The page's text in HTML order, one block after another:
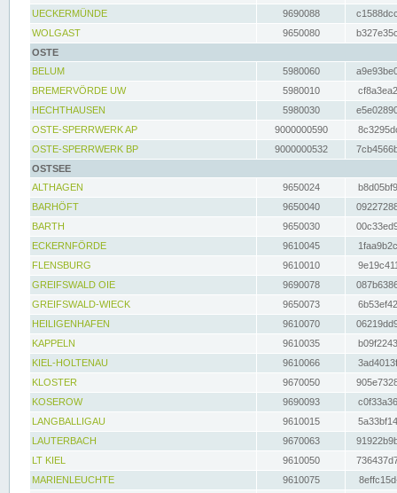
UECKERMÜNDE
9690088
WOLGAST
9650080
OSTE
BELUM
5980060
BREMERVÖRDE UW
5980010
HECHTHAUSEN
5980030
OSTE-SPERRWERK AP
9000000590
OSTE-SPERRWERK BP
9000000532
OSTSEE
ALTHAGEN
9650024
BARHÖFT
9650040
BARTH
9650030
ECKERNFÖRDE
9610045
FLENSBURG
9610010
GREIFSWALD OIE
9690078
GREIFSWALD-WIECK
9650073
HEILIGENHAFEN
9610070
KAPPELN
9610035
KIEL-HOLTENAU
9610066
KLOSTER
9670050
KOSEROW
9690093
LANGBALLIGAU
9610015
LAUTERBACH
9670063
LT KIEL
9610050
MARIENLEUCHTE
9610075